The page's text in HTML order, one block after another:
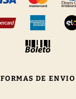
FORMAS DE ENVIO